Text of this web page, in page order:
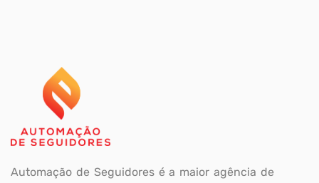
Automação de Seguidores é a maior agência de